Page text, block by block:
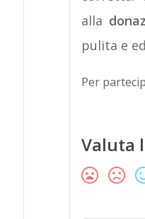
alla
pulita e
Per
Valuta